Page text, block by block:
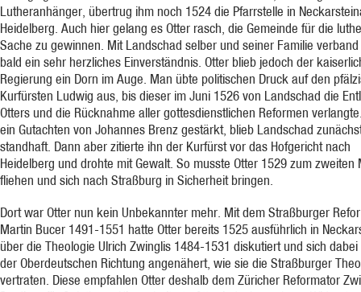
Lutheranhänger, übertrug ihm noch 1524 die Pfarrstelle in
Heidelberg. Auch hier gelang es Otter rasch, die Gemeinde für die
Sache zu gewinnen. Mit Landschad selber und seiner Familie verband
bald ein sehr herzliches Einverständnis. Otter blieb jedoch der
Regierung ein Dorn im Auge. Man übte politischen Druck auf den
Kurfürsten Ludwig aus, bis dieser im Juni 1526 von Landschad die
Otters und die Rücknahme aller gottesdienstlichen Reformen
ein Gutachten von Johannes Brenz gestärkt, blieb Landschad
standhaft. Dann aber zitierte ihn der Kurfürst vor das Hofgericht nach
Heidelberg und drohte mit Gewalt. So musste Otter 1529 zum zweiten
fliehen und sich nach Straßburg in Sicherheit bringen.
Dort war Otter nun kein Unbekannter mehr. Mit dem Straßburger
Martin Bucer 1491-1551 hatte Otter bereits 1525 ausführlich in
über die Theologie Ulrich Zwinglis 1484-1531 diskutiert und sich
der Oberdeutschen Richtung angenähert, wie sie die Straßburger
vertraten. Diese empfahlen Otter deshalb dem Züricher Reformator